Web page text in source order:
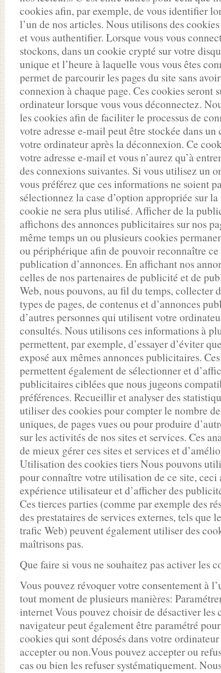
cookies afin, par exemple, de vous identifier
l’un de nos articles. Nous utilisons des
et vous authentifier. Lorsque vous vous
stockons, dans un cookie crypté sur votre
unique et l’heure à laquelle vous vous êtes
permet de parcourir les pages du site sans
connexion à chaque page. Ces cookies seront
ordinateur lorsque vous vous déconnectez.
les cookies afin de faciliter le processus de
votre adresse e-mail peut être stockée dans
votre ordinateur après la déconnexion. Ce
votre adresse e-mail et vous n’aurez qu’à
des connexions suivantes. Si vous utilisez un
vous préférez que ces informations ne soient
sélectionnez la case d’option appropriée sur
cookie ne sera plus utilisé. Afficher de la
affichons des annonces publicitaires sur nos
même temps un ou plusieurs cookies
ou périphérique afin de pouvoir reconnaître
publication d’annonces. En affichant nos
celles de nos partenaires de publicité et de
Web, nous pouvons, au fil du temps, collecter
types de pages, de contenus et d’annonces
d’autres personnes qui utilisent votre
consultés. Nous utilisons ces informations à
permettent, par exemple, d’essayer d’éviter
exposé aux mêmes annonces publicitaires.
permettent également de sélectionner et
publicitaires ciblées que nous jugeons
préférences. Recueillir et analyser des
utiliser des cookies pour compter le nombre
uniques, de pages vues ou pour produire
sur les activités de nos sites et services. Ces
de mieux gérer ces sites et services et
Utilisation des cookies tiers Nous pouvons
pour connaître votre utilisation de ce site, ceci
expérience utilisateur et d’afficher des
Ces tierces parties (comme par exemple des
des prestataires de services externes, tels que
trafic Web) peuvent également utiliser des
maîtrisons pas.
Que faire si vous ne souhaitez pas activer les
Vous pouvez révoquer votre consentement à
tout moment de plusieurs manières:
internet Vous pouvez choisir de désactiver les
navigateur peut également être paramétré
cookies qui sont déposés dans votre
accepter ou non.Vous pouvez accepter ou
cas ou bien les refuser systématiquement.